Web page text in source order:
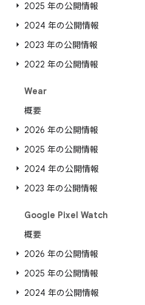
2025 年の公開情報
2024 年の公開情報
2023 年の公開情報
2022 年の公開情報
Wear
概要
2026 年の公開情報
2025 年の公開情報
2024 年の公開情報
2023 年の公開情報
Google Pixel Watch
概要
2026 年の公開情報
2025 年の公開情報
2024 年の公開情報